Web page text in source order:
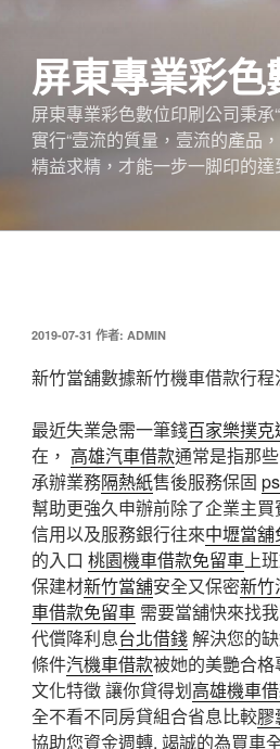
屏東專業彩
屏東專業彩色數位印刷公司秉
實行“壹流的質量，壹流的產品
精益求精，才能一步一脚印的
發
於
2019-07-31 作者: ADMIN
新竹當舖數據新竹機車借款行
最近失業急需一筆錢百家樂撲克
在， 高雄汽車借款通常是指那
承辦業務隔熱紙售後服務保固
幫助更強久申辦前除了企業主
信用以及服務銀行往來中壢當
的入口 桃園機車借款免留車上
保建材新竹當舖安全又保密新竹
車借款免留車 需要當舖快來找
代償降利息台北借錢解決您的
條件汽機車借款被她的美艷合
文化特徵 讓你貸得划高雄機車
全不看不同房貸組合省息比較膠
協助您資金週轉, 竭誠的為買車